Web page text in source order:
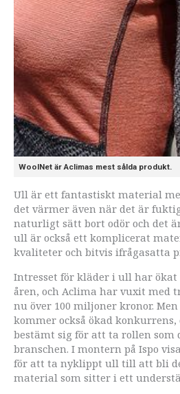
WoolNet är Aclimas mest sålda produkt.
Ull är ett fantastiskt material
det värmer även när det är
naturligt sätt bort odör och det
ull är också ett komplicerat
kvaliteter och bitvis ifrågasatta
Intresset för kläder i ull har
åren, och Aclima har vuxit med
nu över 100 miljoner kronor.
kommer också ökad
bestämt sig för att ta rollen som
branschen. I montern på Ispo
för att ta nyklippt ull till att bli
material som sitter i ett